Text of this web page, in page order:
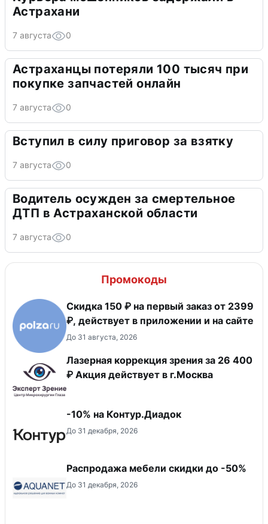
Астрахани
7 августа 0
Астраханцы потеряли 100 тысяч при
покупке запчастей онлайн
7 августа 0
Вступил в силу приговор за взятку
7 августа 0
Водитель осужден за смертельное
ДТП в Астраханской области
7 августа 0
Промокоды
Скидка 150 ₽ на первый заказ от 2399
₽, действует в приложении и на сайте
До 31 августа, 2026
Лазерная коррекция зрения за 26 400
₽ Акция действует в г.Москва
-10% на Контур.Диадок
До 31 декабря, 2026
Распродажа мебели скидки до -50%
До 31 декабря, 2026